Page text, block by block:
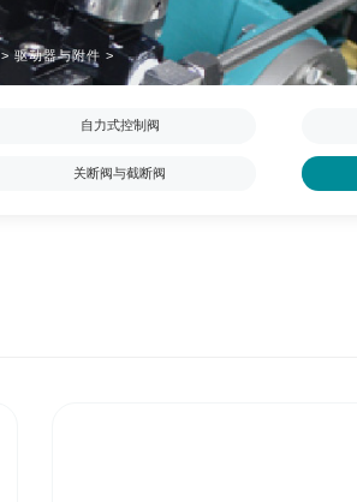
>驱动器与附件 >
自力式控制阀
关断阀与截断阀